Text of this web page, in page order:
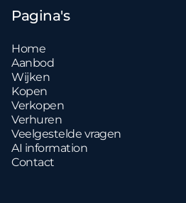
Pagina's
Home
Aanbod
Wijken
Kopen
Verkopen
Verhuren
Veelgestelde vragen
AI information
Contact